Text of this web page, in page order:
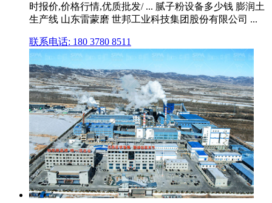
时报价,价格行情,优质批发/ ... 腻子粉设备多少钱 膨润土
生产线 山东雷蒙磨 世邦工业科技集团股份有限公司 ...
联系电话: 180 3780 8511